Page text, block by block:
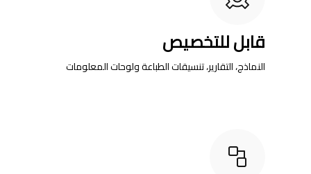
قابل للتخصيص
النماذج، التقارير، تنسيقات الطباعة ولوحات المعلومات